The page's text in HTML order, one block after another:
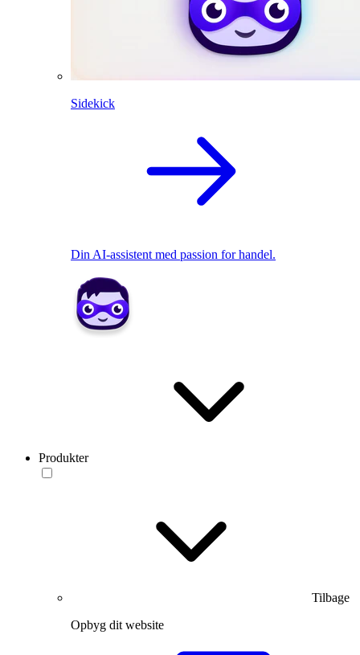
Sidekick
Din AI-assistent med passion for handel.
Produkter
Tilbage
Opbyg dit website